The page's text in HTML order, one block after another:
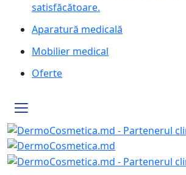
satisfăcătoare.
Aparatură medicală
Mobilier medical
Oferte